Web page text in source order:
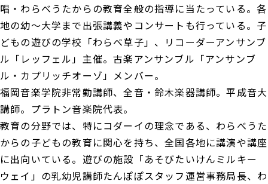
唱・わらべうたからの教育全般の指導に当たっている。各
地の幼～大学まで出張講義やコンサートも行っている。子
どもの遊びの学校「わらべ草子」、リコーダーアンサンブ
ル「レッフェル」主催。古楽アンサンブル「アンサンブ
ル・カプリッチオーゾ」メンバー。
福岡音楽学院非常勤講師、全音・鈴木楽器講師。平成音大
講師。プラトン音楽院代表。
教育の分野では、特にコダーイの理念である、わらべうた
からの子どもの教育に関心を持ち、全国各地に講演や講座
に出向いている。遊びの施設「あそびたいけんミルキー
ウェイ」の乳幼児講師たんぽぽスタッフ運営事務局長、わ